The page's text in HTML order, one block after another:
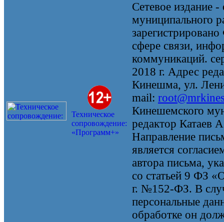
Техническое
сопровождение:
«Программ+»
Сетевое издание
муниципального
сфере связи,
коммуникаций.
2018 г. Адрес
Кинешма, ул.
mail:
Кинешемского
редактор Катаев
Направление
является
автора письма,
со статьей 9 ФЗ
г. №152-ФЗ. В
персональные
обработке он